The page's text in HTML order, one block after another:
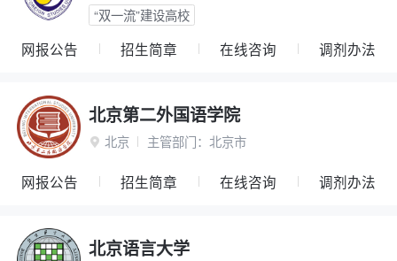
“双一流”建设高校
网报公告 招生简章 在线咨询 调剂办法
北京第二外国语学院
 北京 主管部门： 北京市
网报公告 招生简章 在线咨询 调剂办法
北京语言大学